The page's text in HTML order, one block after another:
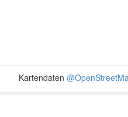
Kartendaten